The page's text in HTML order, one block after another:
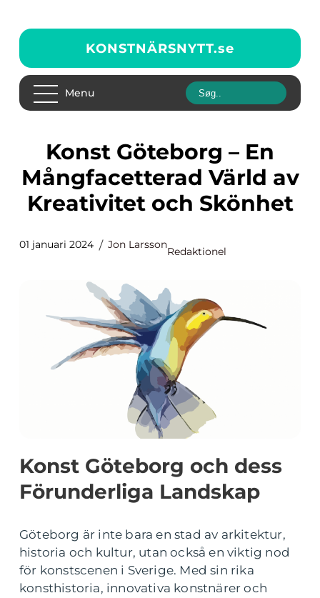
KONSTNÄRSNYTT.se
Menu
Konst Göteborg – En
Mångfacetterad Värld av
Kreativitet och Skönhet
01 januari 2024 Jon Larsson
Redaktionel
Konst Göteborg och dess
Förunderliga Landskap
Göteborg är inte bara en stad av arkitektur,
historia och kultur, utan också en viktig nod
för konstscenen i Sverige. Med sin rika
konsthistoria, innovativa konstnärer och